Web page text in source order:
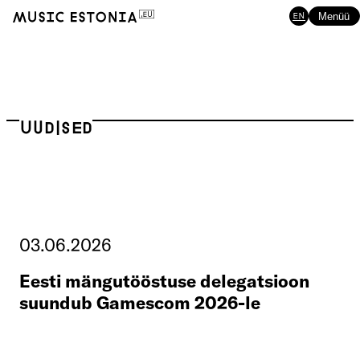
EN Menüü
Uudised
03.06.2026
Eesti mängutööstuse delegatsioon
suundub Gamescom 2026-le